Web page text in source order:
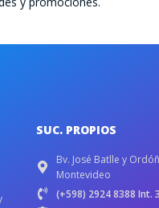
SUC. PROPIOS
Bv. José Batlle y
Montevideo
(+598) 2924 8388 Int. 3